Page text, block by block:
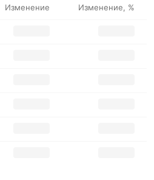
Изменение Изменение, %